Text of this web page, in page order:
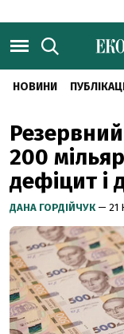
НОВИНИ
200
дефіцит і
ДАНА ГОРДІЙЧУК — 21